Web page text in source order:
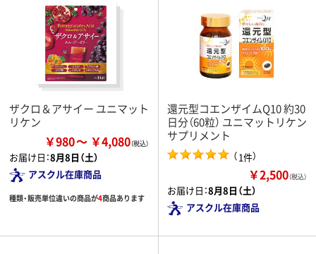
ザクロ＆アサイー ユニマット
リケン
￥980 ￥4,080
お届け日：8月8日（土）
アスクル在庫商品
種類・販売単位違いの商品が4商品あります
還元型コエンザイムQ10 約30
日分（60粒） ユニマットリケン
サプリメント
（1件）
￥2,500（税込）
お届け日：8月8日（土）
アスクル在庫商品